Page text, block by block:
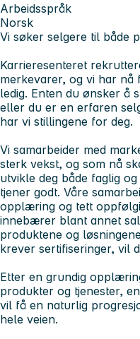
Arbeidsspråk
Norsk
Vi søker selgere til både
Karrieresenteret
merkevarer, og vi har nå
ledig. Enten du ønsker å
eller du er en erfaren
har vi stillingene for deg.
Vi samarbeider med
sterk vekst, og som nå
utvikle deg både faglig
tjener godt. Våre
opplæring og tett
innebærer blant annet
produktene og
krever sertifiseringer, vil
Etter en grundig
produkter og tjenester,
vil få en naturlig
hele veien.